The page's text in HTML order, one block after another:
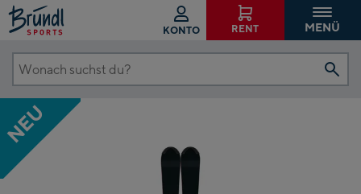
KONTO RENT MENÜ
Wonach
suchst
du?
NEU